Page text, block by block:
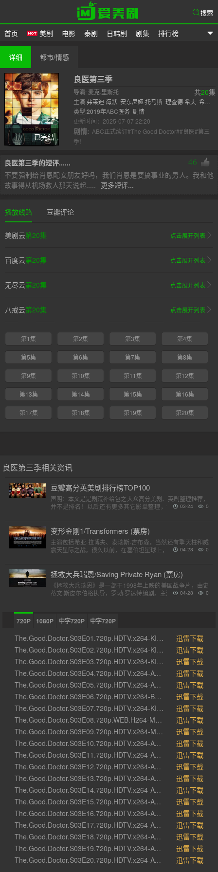
首页 美剧 电影 泰剧 日韩剧 剧集 排行榜
搜索
详细 都市/情感
已完结
良医第三季
共20集
导演: 麦克·里斯托
主演:弗莱迪·海默 安东尼娅·托马斯 理查德·希夫 希尔·
哈勃 尼古拉斯·冈萨雷斯 富田谭玲
奇·斯巴勒 ..
类型:2019年ABC医务 剧情
更新时间：2025-07-07 22:20
剧情: ABC正式续订#The Good Doctor##良医#第三
季！
良医第三季的短评...... 46
不要强制给肖恩配女朋友好吗，我们肖恩是要搞事业的男人。我和他
故事得从机场救人那天说起..... 更多短评...
播放线路 豆瓣评论
美剧云第20集 点击展开列表
百度云第20集 点击展开列表
无尽云第20集 点击展开列表
八戒云第20集 点击展开列表
第1集 第2集 第3集 第4集
第5集 第6集 第7集 第8集
第9集 第10集 第11集 第12集
第13集 第14集 第15集 第16集
第17集 第18集 第19集 第20集
良医第三季相关资讯
豆瓣高分英美剧排行榜TOP100
声明：本文是是剧荒补给包之大众高分美剧、英剧整理推荐，
并不是排名！以后还有更多其它影单整理，请各位收藏好。
0
03-24
变形金刚1/Transformers (票房)
主演包括希亚·拉博夫、泰瑞斯·吉布森，当然还有擎天柱和威
震天星际之战。很久以前，在塞伯坦星球上，一个巨大的，强
0
04-28
拯救大兵瑞恩/Saving Private Ryan (票房)
《拯救大兵瑞恩》是一部于1998年上映的美国战争片，由史
蒂文·斯皮尔伯格执导，罗勃·罗达特编剧。主演包括汤姆·汉克
0
04-28
720P 1080P 中字720P 中字720P
The.Good.Doctor.S03E01.720p.HDTV.x264-KILLERS[rartv]
迅雷下载
The.Good.Doctor.S03E02.720p.HDTV.x264-KILLERS[rartv]
迅雷下载
The.Good.Doctor.S03E03.720p.HDTV.x264-KILLERS[rartv]
迅雷下载
The.Good.Doctor.S03E04.720p.HDTV.x264-AVS[rartv]
迅雷下载
The.Good.Doctor.S03E05.720p.HDTV.x264-AVS[rartv]
迅雷下载
The.Good.Doctor.S03E06.720p.HDTV.x264-BATV[rartv]
迅雷下载
The.Good.Doctor.S03E07.720p.HDTV.x264-KILLERS[rartv]
迅雷下载
The.Good.Doctor.S03E08.720p.WEB.H264-METCON[rartv]
迅雷下载
The.Good.Doctor.S03E09.720p.HDTV.x264-MADtv[eztv].mkv[eztv]
迅雷下载
The.Good.Doctor.S03E10.720p.HDTV.x264-AVS[rartv]
迅雷下载
The.Good.Doctor.S03E11.720p.HDTV.x264-AVS[eztv].mkv[eztv]
迅雷下载
The.Good.Doctor.S03E12.720p.HDTV.x264-AVS[rartv]
迅雷下载
The.Good.Doctor.S03E13.720p.HDTV.x264-AVS[rartv]
迅雷下载
The.Good.Doctor.S03E14.720p.HDTV.x264-AVS[rartv]
迅雷下载
The.Good.Doctor.S03E15.720p.HDTV.x264-AVS[eztv].mkv[eztv]
迅雷下载
The.Good.Doctor.S03E16.720p.HDTV.x264-AVS[eztv].mkv[eztv]
迅雷下载
The.Good.Doctor.S03E17.720p.HDTV.x264-AVS[eztv].mkv[eztv]
迅雷下载
The.Good.Doctor.S03E18.720p.HDTV.x264-AVS[eztv].mkv[eztv]
迅雷下载
The.Good.Doctor.S03E19.720p.HDTV.x264-AVS[rartv]
迅雷下载
The.Good.Doctor.S03E20.720p.HDTV.x264-AVS[eztv].mkv[eztv]
迅雷下载